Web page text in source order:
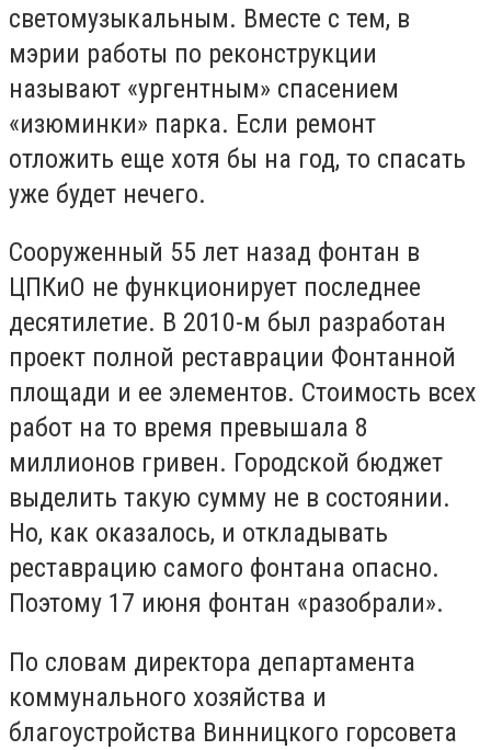
светомузыкальным. Вместе с тем, в
мэрии работы по реконструкции
называют «ургентным» спасением
«изюминки» парка. Если ремонт
отложить еще хотя бы на год, то спасать
уже будет нечего.
Сооруженный 55 лет назад фонтан в
ЦПКиО не функционирует последнее
десятилетие. В 2010-м был разработан
проект полной реставрации Фонтанной
площади и ее элементов. Стоимость всех
работ на то время превышала 8
миллионов гривен. Городской бюджет
выделить такую сумму не в состоянии.
Но, как оказалось, и откладывать
реставрацию самого фонтана опасно.
Поэтому 17 июня фонтан «разобрали».
По словам директора департамента
коммунального хозяйства и
благоустройства Винницкого горсовета